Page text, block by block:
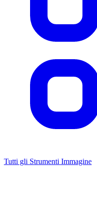
Tutti gli Strumenti Immagine